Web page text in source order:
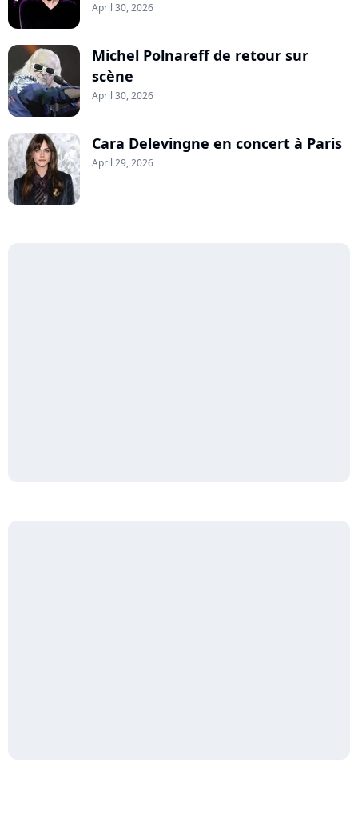
April 30, 2026
Michel Polnareff de retour sur
scène
April 30, 2026
Cara Delevingne en concert à Paris
April 29, 2026